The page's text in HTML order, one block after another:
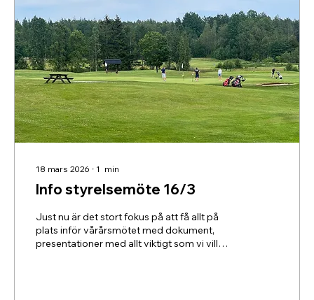
18 mars 2026 ∙ 1 min
Info styrelsemöte 16/3
Just nu är det stort fokus på att få allt på
plats inför vårårsmötet med dokument,
presentationer med allt viktigt som vi vill